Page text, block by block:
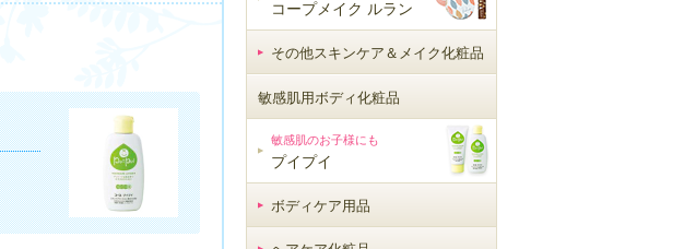
コープメイク ルラン
その他スキンケア＆メイク化粧品
敏感肌用ボディ化粧品
敏感肌用ボディ化粧品
敏感肌のお子様にも
プイプイ
ボディケア用品